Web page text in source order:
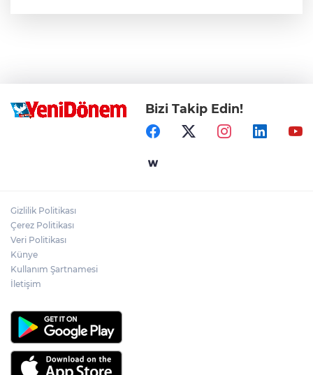
Bizi Takip Edin!
Gizlilik Politikası
Çerez Politikası
Veri Politikası
Künye
Kullanım Şartnamesi
İletişim